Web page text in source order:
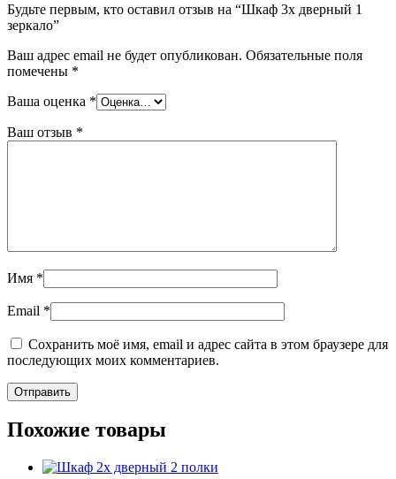
Будьте первым, кто оставил отзыв на “Шкаф 3х дверный 1
зеркало”
Ваш адрес email не будет опубликован. Обязательные поля
помечены *
Ваша оценка *
Ваш отзыв *
Имя *
Email *
Сохранить моё имя, email и адрес сайта в этом браузере для
последующих моих комментариев.
Похожие товары